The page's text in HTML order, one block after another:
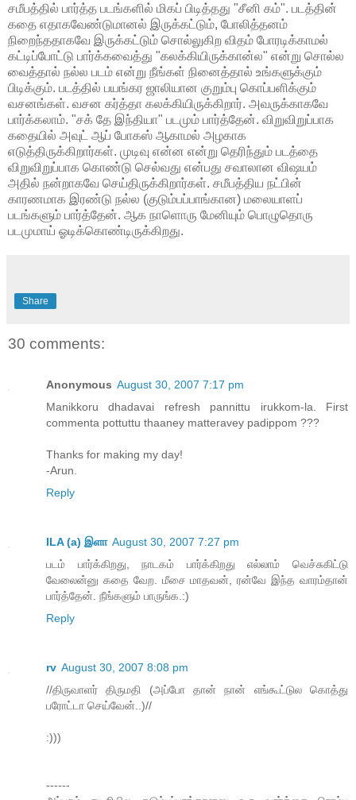
சமீபத்தில் பார்த்த படங்களில் மிகப் பிடித்தது "சீனி கம்". படத்தின்
கதை எதாகவேண்டுமானல் இருக்கட்டும், போலித்தனம்
நிறைந்ததாகவே இருக்கட்டும் சொல்லுகிற விதம் போரடிக்காமல்
கட்டிப்போட்டு பார்க்கவைத்து "கலக்கியிருக்கான்ல" என்று சொல்ல
வைத்தால் நல்ல படம் என்று நீங்கள் நினைத்தால் உங்களுக்கும்
பிடிக்கும். படத்தில் பயங்கர ஜாலியான குறும்பு கொப்பளிக்கும்
வசனங்கள். வசன கர்த்தா கலக்கியிருக்கிறார். அவருக்காகவே
பார்க்கலாம். "சக் தே இந்தியா" படமும் பார்த்தேன். விறுவிறுப்பாக
கதையில் அவுட் ஆப் போகஸ் ஆகாமல் அழகாக
எடுத்திருக்கிறார்கள். முடிவு என்ன என்று தெரிந்தும் படத்தை
விறுவிறுப்பாக கொண்டு செல்வது என்பது சவாலான விஷயம்
அதில் நன்றாகவே செய்திருக்கிறார்கள். சமீபத்திய நட்பின்
காரணமாக இரண்டு நல்ல (குடும்பப்பாங்கான) மலையாளப்
படங்களும் பார்த்தேன். ஆக நாளொரு மேனியும் பொழுதொரு
படமுமாய் ஓடிக்கொண்டிருக்கிறது.
Share
30 comments:
Anonymous August 30, 2007 7:17 pm
Manikkoru dhadavai refresh pannittu irukkom-la. First
commenta pottuttu thaaney matteravey padippom ???
Thanks for making my day!
-Arun.
Reply
ILA (a) இளா August 30, 2007 7:27 pm
படம் பார்க்கிறது, நாடகம் பார்க்கிறது எல்லாம் வெச்சுகிட்டு
வேலைன்னு கதை வேற. மீசை மாதவன், ரன்வே இந்த வாரம்தான்
பார்த்தேன். நீங்களும் பாருங்க.:)
Reply
rv August 30, 2007 8:08 pm
//திருவாளர் திருமதி (அப்போ தான் நான் எங்கூட்டுல கொத்து
பரோட்டா செய்வேன்..)//
:)))
------